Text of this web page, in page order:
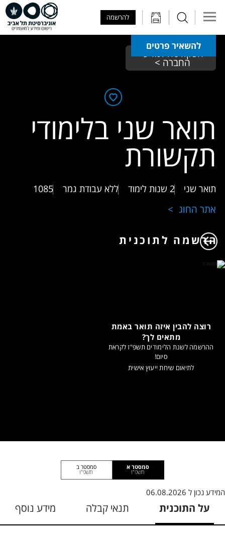
להרשמה
להשאיר פרטים
הפקולטה למדעי
החברה >
תואר שני בלימודי
תקשורת
תואר שני 2 שנות לימוד ללא עבודת גמר 1085
אתר החוג
הרשמה לתוכנית
רוצה להבין איזה תואר באמת
מתאים לך?
ההרשמה לשנת הלימודים תשפ"ז לקראת
סיום!
לתיאום שיחת ייעוץ אישית
סמסטר א
תשפ"ז
סמסטר ב
תשפ"ו
המידע נכון ל 06.08.2026
על התוכנית תנאי קבלה מידע נוסף